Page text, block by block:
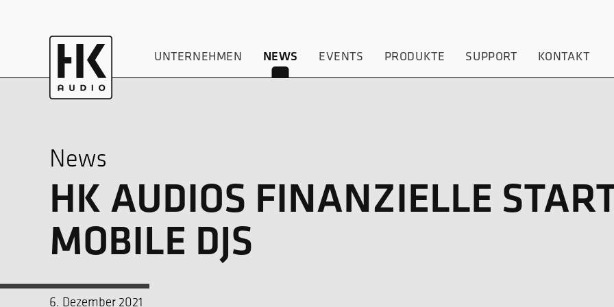
UNTERNEHMEN NEWS EVENTS PRODUKTE SUPPORT KONTAKT
News
HK AUDIOS FINANZIELLE
MOBILE DJS
6. Dezember 2021